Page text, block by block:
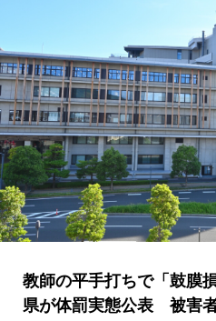
教師の平手打ちで「鼓
県が体罰実態公表 被害